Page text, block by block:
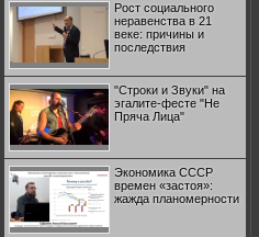
Рост социального
неравенства в 21
веке: причины и
последствия
"Строки и Звуки" на
эгалите-фесте "Не
Пряча Лица"
Экономика СССР
времен «застоя»:
жажда планомерности